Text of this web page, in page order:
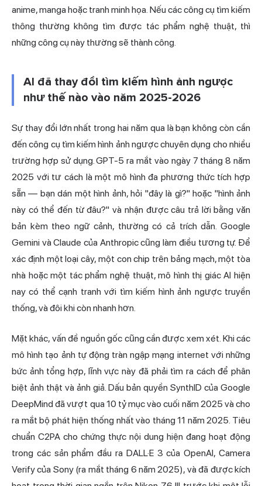
anime, manga hoặc tranh minh họa. Nếu các công cụ tìm kiếm
thông thường không tìm được tác phẩm nghệ thuật, thì
những công cụ này thường sẽ thành công.
AI đã thay đổi tìm kiếm hình ảnh ngược
như thế nào vào năm 2025-2026
Sự thay đổi lớn nhất trong hai năm qua là bạn không còn cần
đến công cụ tìm kiếm hình ảnh ngược chuyên dụng cho nhiều
trường hợp sử dụng. GPT-5 ra mắt vào ngày 7 tháng 8 năm
2025 với tư cách là một mô hình đa phương thức tích hợp
sẵn — bạn dán một hình ảnh, hỏi "đây là gì?" hoặc "hình ảnh
này có thể đến từ đâu?" và nhận được câu trả lời bằng văn
bản kèm theo ngữ cảnh, thường có cả trích dẫn. Google
Gemini và Claude của Anthropic cũng làm điều tương tự. Để
xác định một loại cây, một con chip trên bảng mạch, một tòa
nhà hoặc một tác phẩm nghệ thuật, mô hình thị giác AI hiện
nay có thể cạnh tranh với tìm kiếm hình ảnh ngược truyền
thống, và đôi khi còn nhanh hơn.
Mặt khác, vấn đề nguồn gốc cũng cần được xem xét. Khi các
mô hình tạo ảnh tự động tràn ngập mạng internet với những
bức ảnh tổng hợp, lĩnh vực này đã phải tìm ra cách để phân
biệt ảnh thật và ảnh giả. Dấu bản quyền SynthID của Google
DeepMind đã vượt qua 10 tỷ mục vào cuối năm 2025 và cho
ra mắt bộ phát hiện thống nhất vào tháng 11 năm 2025. Tiêu
chuẩn C2PA cho chứng thực nội dung hiện đang hoạt động
trong các sản phẩm đầu ra DALL·E 3 của OpenAI, Camera
Verify của Sony (ra mắt tháng 6 năm 2025), và đã được kích